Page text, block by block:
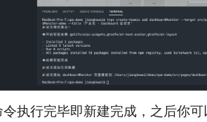
执行完毕即新建完成，之后你